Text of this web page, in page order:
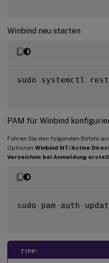
Winbind neu starten
sudo systemctl
PAM für Winbind
Führen Sie den folgenden Befehl
Optionen Winbind NT/Active
Verzeichnis bei Anmeldung
sudo pam - auth -
TIPP: